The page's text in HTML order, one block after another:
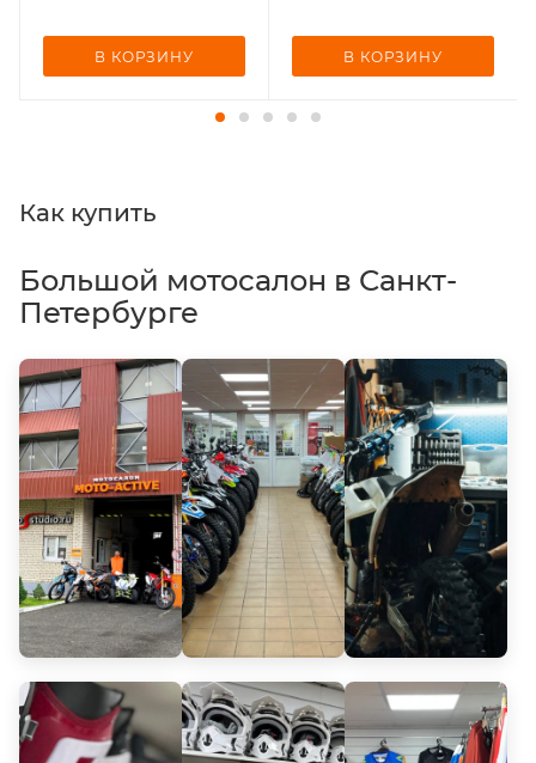
В КОРЗИНУ В КОРЗИНУ
Как купить
Большой мотосалон в Санкт-
Петербурге